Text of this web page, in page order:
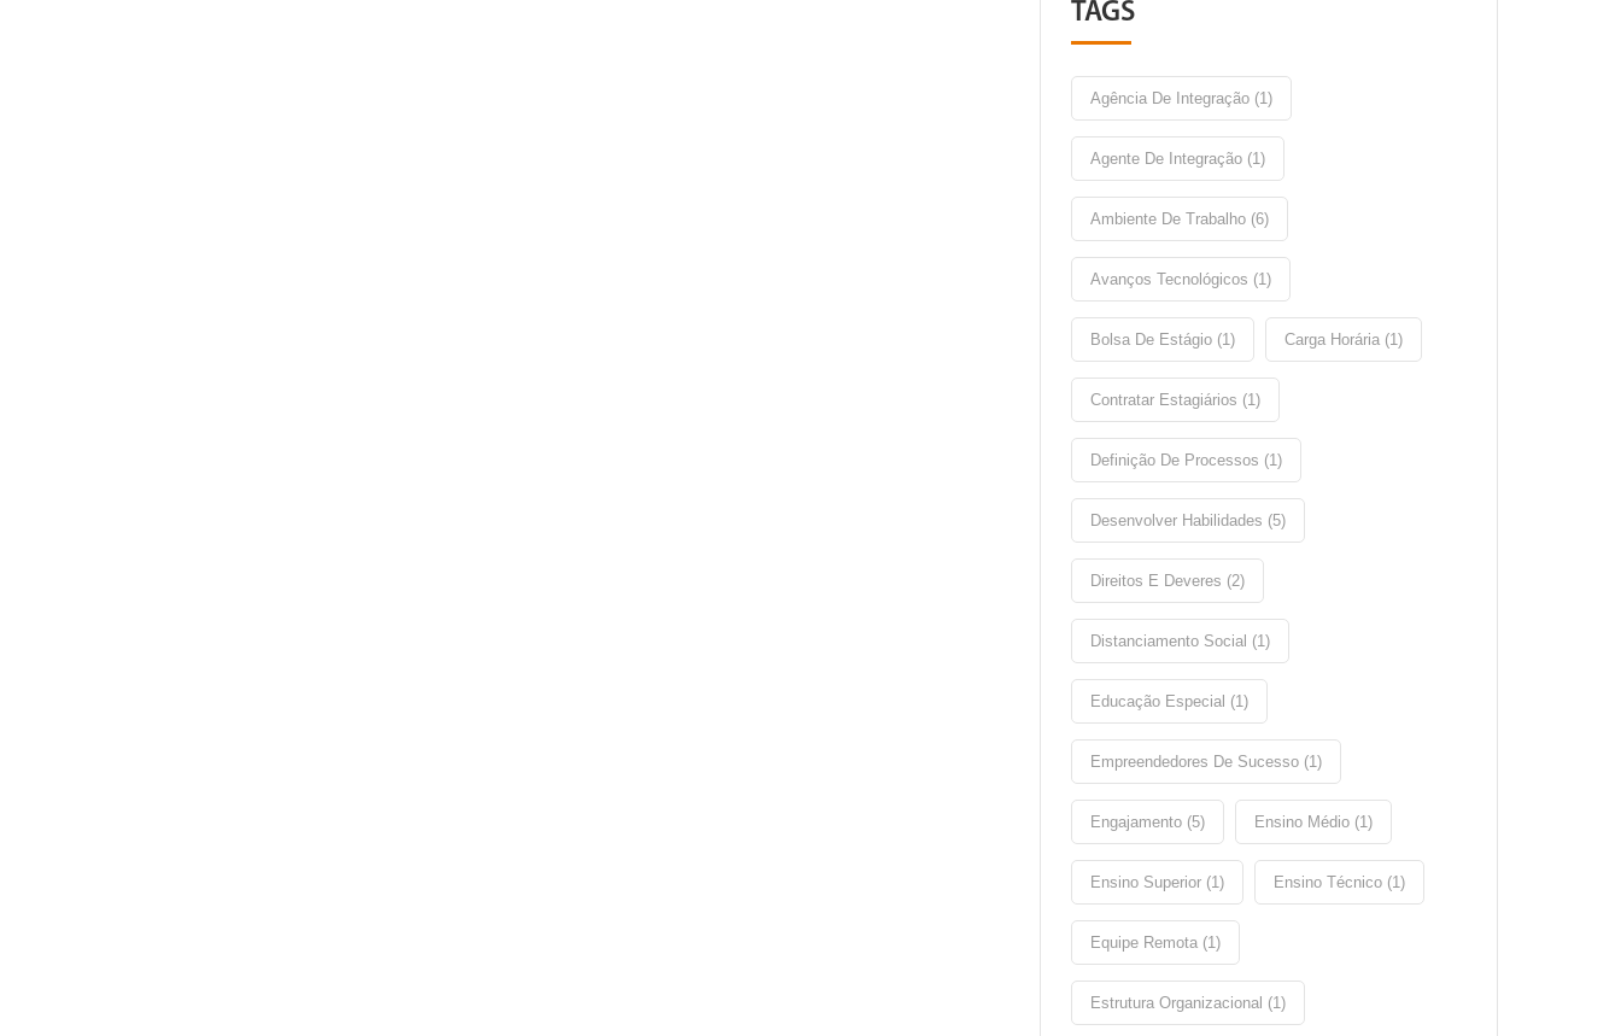
TAGS
Agência De Integração (1)
Agente De Integração (1)
Ambiente De Trabalho (6)
Avanços Tecnológicos (1)
Bolsa De Estágio (1) Carga Horária (1)
Contratar Estagiários (1)
Definição De Processos (1)
Desenvolver Habilidades (5)
Direitos E Deveres (2)
Distanciamento Social (1)
Educação Especial (1)
Empreendedores De Sucesso (1)
Engajamento (5) Ensino Médio (1)
Ensino Superior (1) Ensino Técnico (1)
Equipe Remota (1)
Estrutura Organizacional (1)